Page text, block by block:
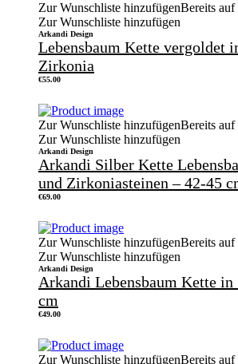
Zur Wunschliste hinzufügenBereits auf
Zur Wunschliste hinzufügen
Arkandi Design
Lebensbaum Kette vergoldet
Zirkonia
€55.00
Zur Wunschliste hinzufügenBereits auf
Zur Wunschliste hinzufügen
Arkandi Design
Arkandi Silber Kette
und Zirkoniasteinen – 42-45
€69.00
Zur Wunschliste hinzufügenBereits auf
Zur Wunschliste hinzufügen
Arkandi Design
Arkandi Lebensbaum Kette
cm
€49.00
Zur Wunschliste hinzufügenBereits auf